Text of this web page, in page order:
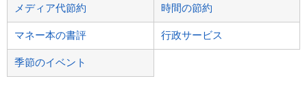
メディア代節約 時間の節約
マネー本の書評 行政サービス
季節のイベント